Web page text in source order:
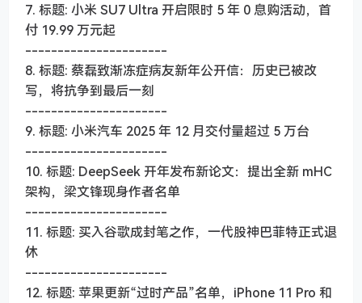
7. 标题: 小米 SU7 Ultra 开启限时 5 年 0 息购活动，首
付 19.99 万元起
----------------------
8. 标题: 蔡磊致渐冻症病友新年公开信：历史已被改
写，将抗争到最后一刻
----------------------
9. 标题: 小米汽车 2025 年 12 月交付量超过 5 万台
----------------------
10. 标题: DeepSeek 开年发布新论文：提出全新 mHC
架构，梁文锋现身作者名单
----------------------
11. 标题: 买入谷歌成封笔之作，一代股神巴菲特正式退
休
----------------------
12. 标题: 苹果更新“过时产品”名单，iPhone 11 Pro 和